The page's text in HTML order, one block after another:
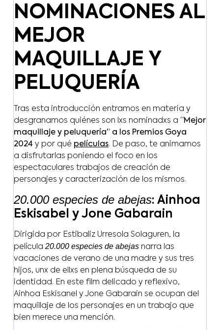
NOMINACIONES AL
MEJOR
MAQUILLAJE Y
PELUQUERÍA
Tras esta introducción entramos en materia y
desgranamos quiénes son lxs nominadxs a “Mejor
maquillaje y peluquería” a los Premios Goya
2024 y por qué películas. De paso, te animamos
a disfrutarlas poniendo el foco en los
espectaculares trabajos de creación de
personajes y caracterización de los mismos.
20.000 especies de abejas: Ainhoa
Eskisabel y Jone Gabarain
Dirigida por Estibaliz Urresola Solaguren, la
película 20.000 especies de abejas narra las
vacaciones de verano de una madre y sus tres
hijos, unx de ellxs en plena búsqueda de su
identidad. En este film delicado y reflexivo,
Ainhoa Eskisanel y Jone Gabarain se ocupan del
maquillaje de los personajes en un trabajo que
bien merece una mención.